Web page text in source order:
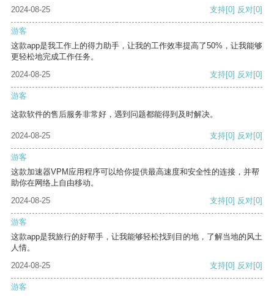
2024-08-25 支持[0] 反对[0]
游客
这款app是我工作上的得力助手，让我的工作效率提高了50%，让我能够
更轻松地完成工作任务。
2024-08-25
支持[0] 反对[0]
游客
这款软件的售后服务非常好，遇到问题都能得到及时解决。
2024-08-25 支持[0] 反对[0]
游客
这款加速器VPM应用程序可以给你提供最高速度和安全性的连接，并帮
助你在网络上自由移动。
2024-08-25
支持[0] 反对[0]
游客
这款app是我旅行的好帮手，让我能够轻松找到目的地，了解当地的风土
人情。
2024-08-25
支持[0] 反对[0]
游客